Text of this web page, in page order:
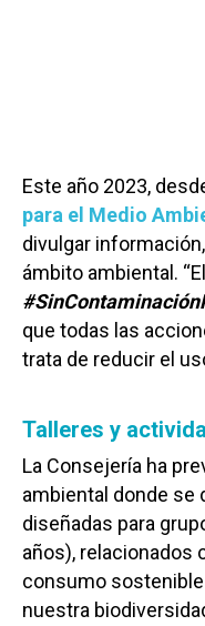
Este año 2023,
para el Medio
divulgar
ámbito ambiental.
que todas las
trata de reducir el
Talleres y
La Consejería ha
ambiental donde se
diseñadas para
años), relacionados
consumo
nuestra